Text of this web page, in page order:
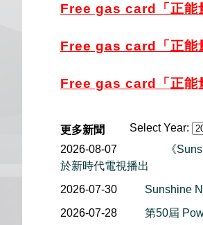
Free gas card「正能
Free gas card「正能
Free gas card「正能
Select Year:
更多新聞
2026-08-07
《
於新時代電視播出
2026-07-30
Sunshine
2026-07-28
第50屆